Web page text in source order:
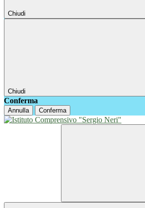
Chiudi
Chiudi
Conferma
Annulla Conferma